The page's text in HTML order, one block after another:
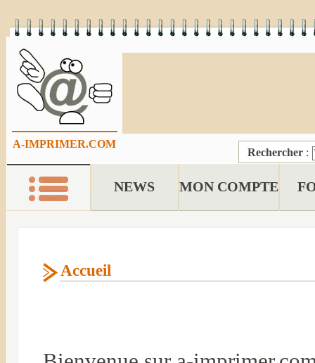
A-IMPRIMER.COM
Rechercher :
NEWS MON COMPTE
Accueil